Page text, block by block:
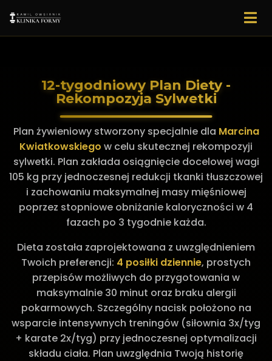
12-tygodniowy Plan Diety -
Rekompozyja Sylwetki
Plan żywieniowy stworzony specjalnie dla Marcina
Kwiatkowskiego w celu skutecznej rekompozyji
sylwetki. Plan zakłada osiągnięcie docelowej wagi
105 kg przy jednoczesnej redukcji tkanki tłuszczowej
i zachowaniu maksymalnej masy mięśniowej
poprzez stopniowe obniżanie kaloryczności w 4
fazach po 3 tygodnie każda.
Dieta została zaprojektowana z uwzględnieniem
Twoich preferencji: 4 posiłki dziennie, prostych
przepisów możliwych do przygotowania w
maksymalnie 30 minut oraz braku alergii
pokarmowych. Szczególny nacisk położono na
wsparcie intensywnych treningów (siłownia 3x/tyg
+ karate 2x/tyg) przy jednoczesnej optymalizacji
składu ciała. Plan uwzględnia Twoją historię